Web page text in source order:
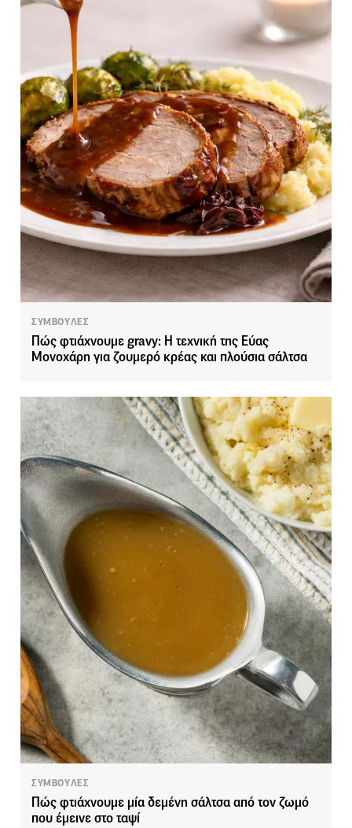
ΣΥΜΒΟΥΛΕΣ
Πώς φτιάχνουμε gravy: Η τεχνική της Εύας
Μονοχάρη για ζουμερό κρέας και πλούσια σάλτσα
ΣΥΜΒΟΥΛΕΣ
Πώς φτιάχνουμε μία δεμένη σάλτσα από τον ζωμό
που έμεινε στο ταψί